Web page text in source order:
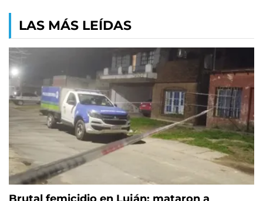
LAS MÁS LEÍDAS